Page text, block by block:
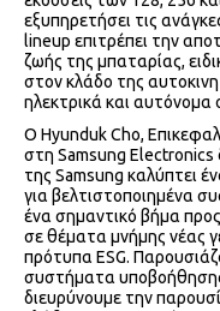
εξυπηρετήσει τις
lineup επιτρέπει την
ζωής της μπαταρίας,
στον κλάδο της
ηλεκτρικά και αυτόνομα
Ο Hyunduk Cho,
στη Samsung Electronics
της Samsung καλύπτει
για βελτιστοποιημένα
ένα σημαντικό βήμα
σε θέματα μνήμης νέας
πρότυπα ESG.
συστήματα υποβοήθησης
διευρύνουμε την